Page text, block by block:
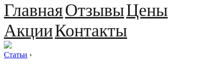
ГлавнаяОтзывыЦены
АкцииКонтакты
Статьи ›